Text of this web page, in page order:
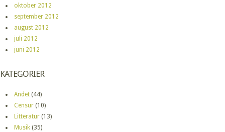
oktober 2012
september 2012
august 2012
juli 2012
juni 2012
KATEGORIER
Andet (44)
Censur (10)
Litteratur (13)
Musik (35)